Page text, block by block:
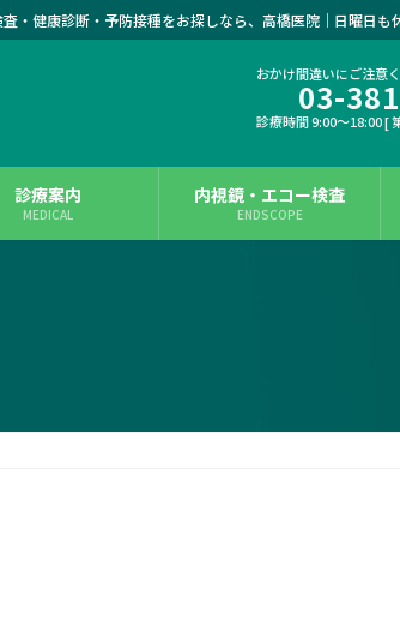
・健康診断・予防接種をお探しなら、高橋医院｜日曜日も
おかけ間違いにご注意く
03-
診療時間 9:00～18:00 [
診療案内
MEDICAL
内視鏡・エコー検査
ENDSCOPE